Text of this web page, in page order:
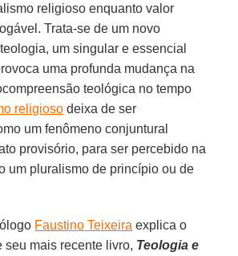
religioso enquanto valor
Trata-se de um novo
um singular e essencial
uma profunda mudança na
teológica no tempo
religioso deixa de ser
um fenômeno conjuntural
provisório, para ser percebido na
um pluralismo de princípio ou de
Faustino Teixeira explica o
seu mais recente livro, Teologia e